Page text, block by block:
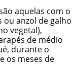
aquelas com o
ou anzol de galho
vegetal),
de médio
durante o
os meses de